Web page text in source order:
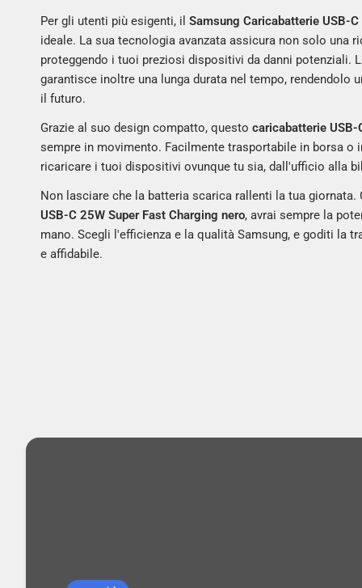
Per gli utenti più esigenti, ilSamsung Caricabatterie USB-C
ideale. La sua tecnologia avanzata assicura non solo una
proteggendo i tuoi preziosi dispositivi da danni potenziali.
garantisce inoltre una lunga durata nel tempo, rendendolo
il futuro.
Grazie al suo design compatto, questocaricabatterie USB-
sempre in movimento. Facilmente trasportabile in borsa o
ricaricare i tuoi dispositivi ovunque tu sia, dall'ufficio alla
Non lasciare che la batteria scarica rallenti la tua
USB-C 25W Super Fast Charging nero, avrai sempre la
mano. Scegli l'efficienza e la qualità Samsung, e goditi la
e affidabile.